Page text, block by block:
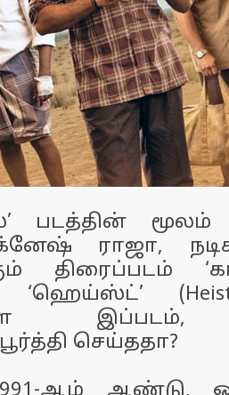
படத்தின்
ராஜா,
திரைப்படம்
‘ஹெய்ஸ்ட்’
இப்படம்,
செய்ததா?